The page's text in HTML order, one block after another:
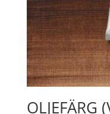
OLJEFÄRG